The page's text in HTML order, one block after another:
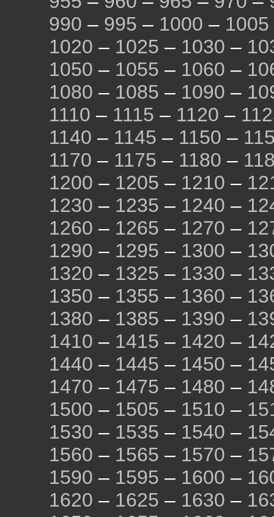
990 – 995 – 1000 – 1005
1020 – 1025 – 1030 –
1050 – 1055 – 1060 –
1080 – 1085 – 1090 –
1110 – 1115 – 1120 –
1140 – 1145 – 1150 –
1170 – 1175 – 1180 –
1200 – 1205 – 1210 –
1230 – 1235 – 1240 –
1260 – 1265 – 1270 –
1290 – 1295 – 1300 –
1320 – 1325 – 1330 –
1350 – 1355 – 1360 –
1380 – 1385 – 1390 –
1410 – 1415 – 1420 –
1440 – 1445 – 1450 –
1470 – 1475 – 1480 –
1500 – 1505 – 1510 –
1530 – 1535 – 1540 –
1560 – 1565 – 1570 –
1590 – 1595 – 1600 –
1620 – 1625 – 1630 –